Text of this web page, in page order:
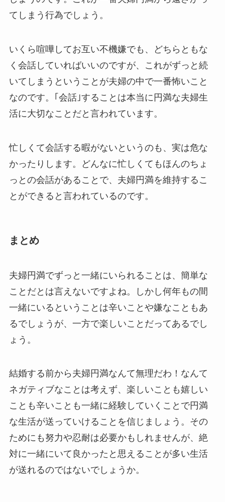
てしまう行為でしょう。
いくら喧嘩してお互い不機嫌でも、どちらともな
く会話していればいいのですが、これがずっと続
いてしまうということが夫婦の中で一番怖いこと
なのです。｢会話｣することは本当に円満な夫婦生
活に大切なことだと言われています。
忙しくて会話する暇がないというのも、実は危な
かったりします。どんなに忙しくてもほんのちょ
っとの会話があることで、夫婦円満を維持するこ
とができると言われているのです。
まとめ
夫婦円満でずっと一緒にいられることは、簡単な
ことだとは言えないですよね。しかし何年もの間
一緒にいるということは辛いことや嫌なこともあ
るでしょうが、一方で楽しいことだってあるでし
ょう。
結婚する前から夫婦円満なんて無理だわ！なんて
ネガティブなことは考えず、楽しいことも嬉しい
ことも辛いことも一緒に経験していくことで円満
な生活が送っていけることを信じましょう。その
ためにも努力や忍耐は必要かもしれませんが、絶
対に一緒にいて良かったと思えることが多い生活
が送れるのではないでしょうか。